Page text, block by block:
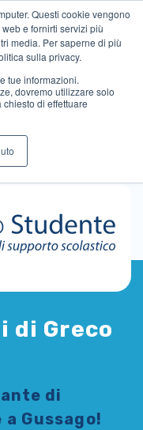
Questi cookie vengono
e fornirti servizi più
media. Per saperne di più
sulla privacy.
tue informazioni.
dovremo utilizzare solo
di effettuare
di Greco
di
Gussago!